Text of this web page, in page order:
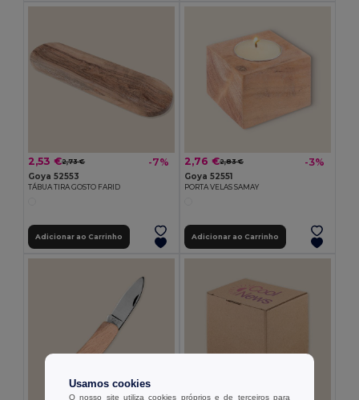
2,53 €2,73 € -7%
Goya 52553
TÁBUA TIRA GOSTO FARID
Adicionar ao Carrinho
2,76 €2,83 € -3%
Goya 52551
PORTA VELAS SAMAY
Adicionar ao Carrinho
Usamos cookies
O nosso site utiliza cookies próprios e de terceiros para